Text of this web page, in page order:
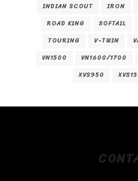
INDIAN SCOUT
IRON
ROAD KING
SOFTAIL
TOURING
V-TWIN
VN1500
VN1600/1700
XVS950